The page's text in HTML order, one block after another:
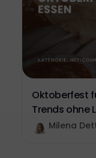
Oktoberfest
Trends ohne
Milena